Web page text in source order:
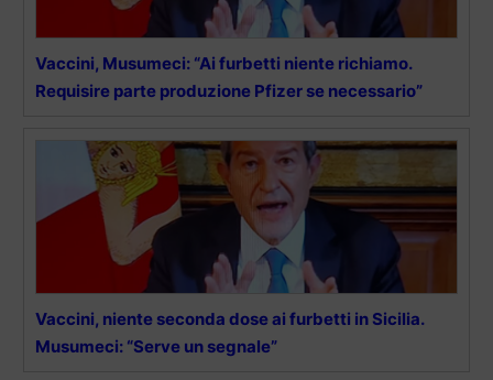
Vaccini, Musumeci: “Ai furbetti niente richiamo.
Requisire parte produzione Pfizer se necessario”
Vaccini, niente seconda dose ai furbetti in Sicilia.
Musumeci: “Serve un segnale”